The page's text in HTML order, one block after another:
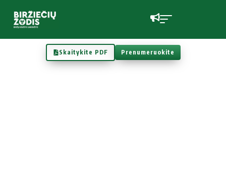
Skaitykite PDF Prenumeruokite